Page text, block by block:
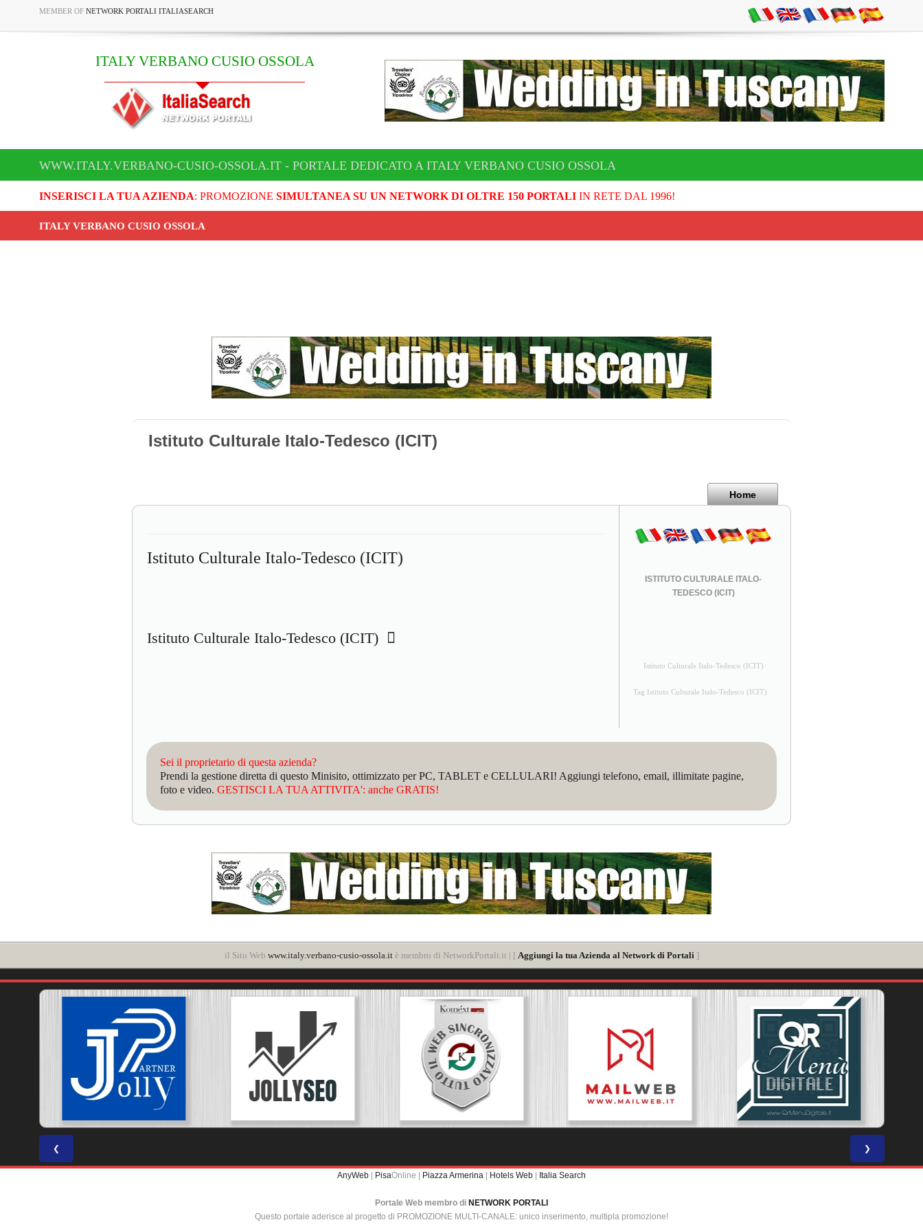
MEMBER OF NETWORK PORTALI ITALIASEARCH
ITALY VERBANO CUSIO OSSOLA
WWW.ITALY.VERBANO-CUSIO-OSSOLA.IT - PORTALE DEDICATO A ITALY VERBANO CUSIO OSSOLA
INSERISCI LA TUA AZIENDA: PROMOZIONE SIMULTANEA SU UN NETWORK DI OLTRE 150 PORTALIIN RETE DAL 1996!
ITALY VERBANO CUSIO OSSOLA
Istituto Culturale Italo-Tedesco (ICIT)
Home
Istituto Culturale Italo-Tedesco (ICIT)
Istituto Culturale Italo-Tedesco (ICIT)
ISTITUTO CULTURALE ITALO-
TEDESCO (ICIT)
Istituto Culturale Italo-Tedesco (ICIT)
Tag Istituto Culturale Italo-Tedesco (ICIT)
Sei il proprietario di questa azienda?
Prendi la gestione diretta di questo Minisito, ottimizzato per PC, TABLET e CELLULARI! Aggiungi telefono, email, illimitate pagine,
foto e video. GESTISCI LA TUA ATTIVITA': anche GRATIS!
il Sito Web www.italy.verbano-cusio-ossola.itè membro di NetworkPortali.it | [ Aggiungi la tua Azienda al Network di Portali ]
❮ ❯
AnyWeb | PisaOnline | Piazza Armerina | Hotels Web | Italia Search
Portale Web membro di NETWORK PORTALI
Questo portale aderisce al progetto di PROMOZIONE MULTI-CANALE: unico inserimento, multipla promozione!